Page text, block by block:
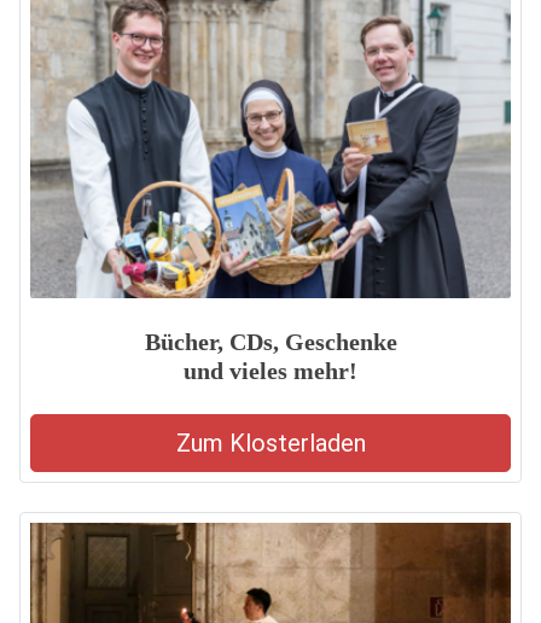
Bücher, CDs, Geschenke
und vieles mehr!
Zum Klosterladen